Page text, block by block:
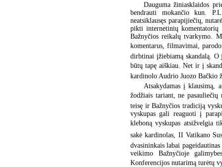
Dauguma žiniasklaidos
bendrauti mokančio kun.
neatsiklausęs parapijiečių,
pikti internetinių komentatorių
Bažnyčios reikalų tvarkymo.
komentarus, filmavimai,
dirbtinai įžiebiamą skandalą.
būtų tapę aiškiau. Net ir į
kardinolo Audrio Juozo Bačkio
Atsakydamas į klausimą,
žodžiais tariant, ne
teisę ir Bažnyčios tradiciją
vyskupas gali reaguoti į
kleboną vyskupas atsižvelgia
sakė kardinolas, II Vatikano
dvasininkais labai
veikimo Bažnyčioje
Konferencijos nutarimą turėtų